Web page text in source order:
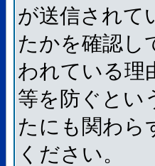
が送信されて
たかを確認し
われている理
等を防ぐとい
たにも関わら
ください。